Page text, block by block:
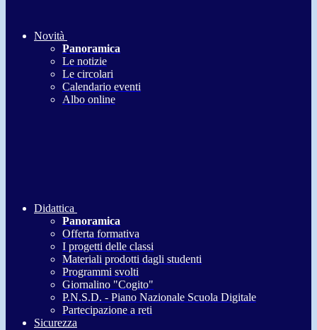
Novità
Panoramica
Le notizie
Le circolari
Calendario eventi
Albo online
Didattica
Panoramica
Offerta formativa
I progetti delle classi
Materiali prodotti dagli studenti
Programmi svolti
Giornalino "Cogito"
P.N.S.D. - Piano Nazionale Scuola Digitale
Partecipazione a reti
Sicurezza